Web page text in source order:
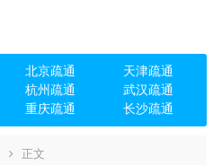
北京疏通
天津疏通
杭州疏通
武汉疏通
重庆疏通 长沙疏通
正文